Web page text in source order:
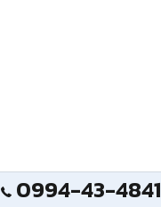
0994-43-4841